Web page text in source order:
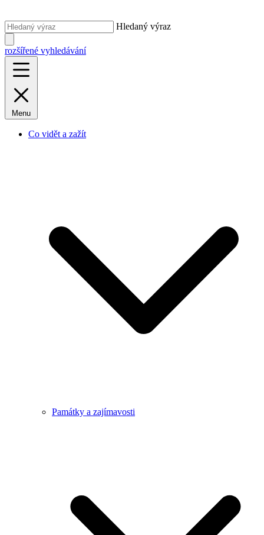
Hledaný výraz
rozšířené vyhledávání
Menu
Co vidět a zažít
Památky a zajímavosti